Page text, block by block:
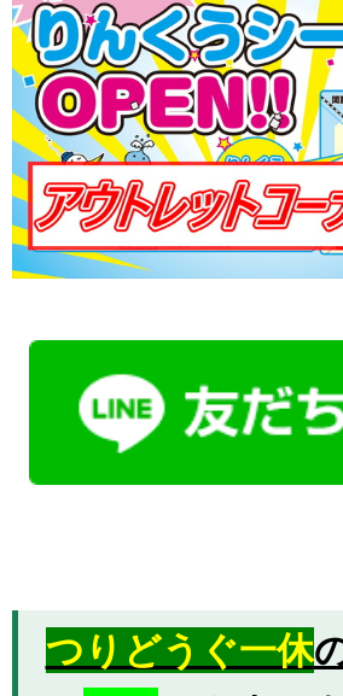
つりどうぐ一休